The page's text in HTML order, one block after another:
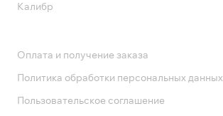
Калибр
Оплата и получение заказа
Политика обработки персональных данных
Пользовательское соглашение